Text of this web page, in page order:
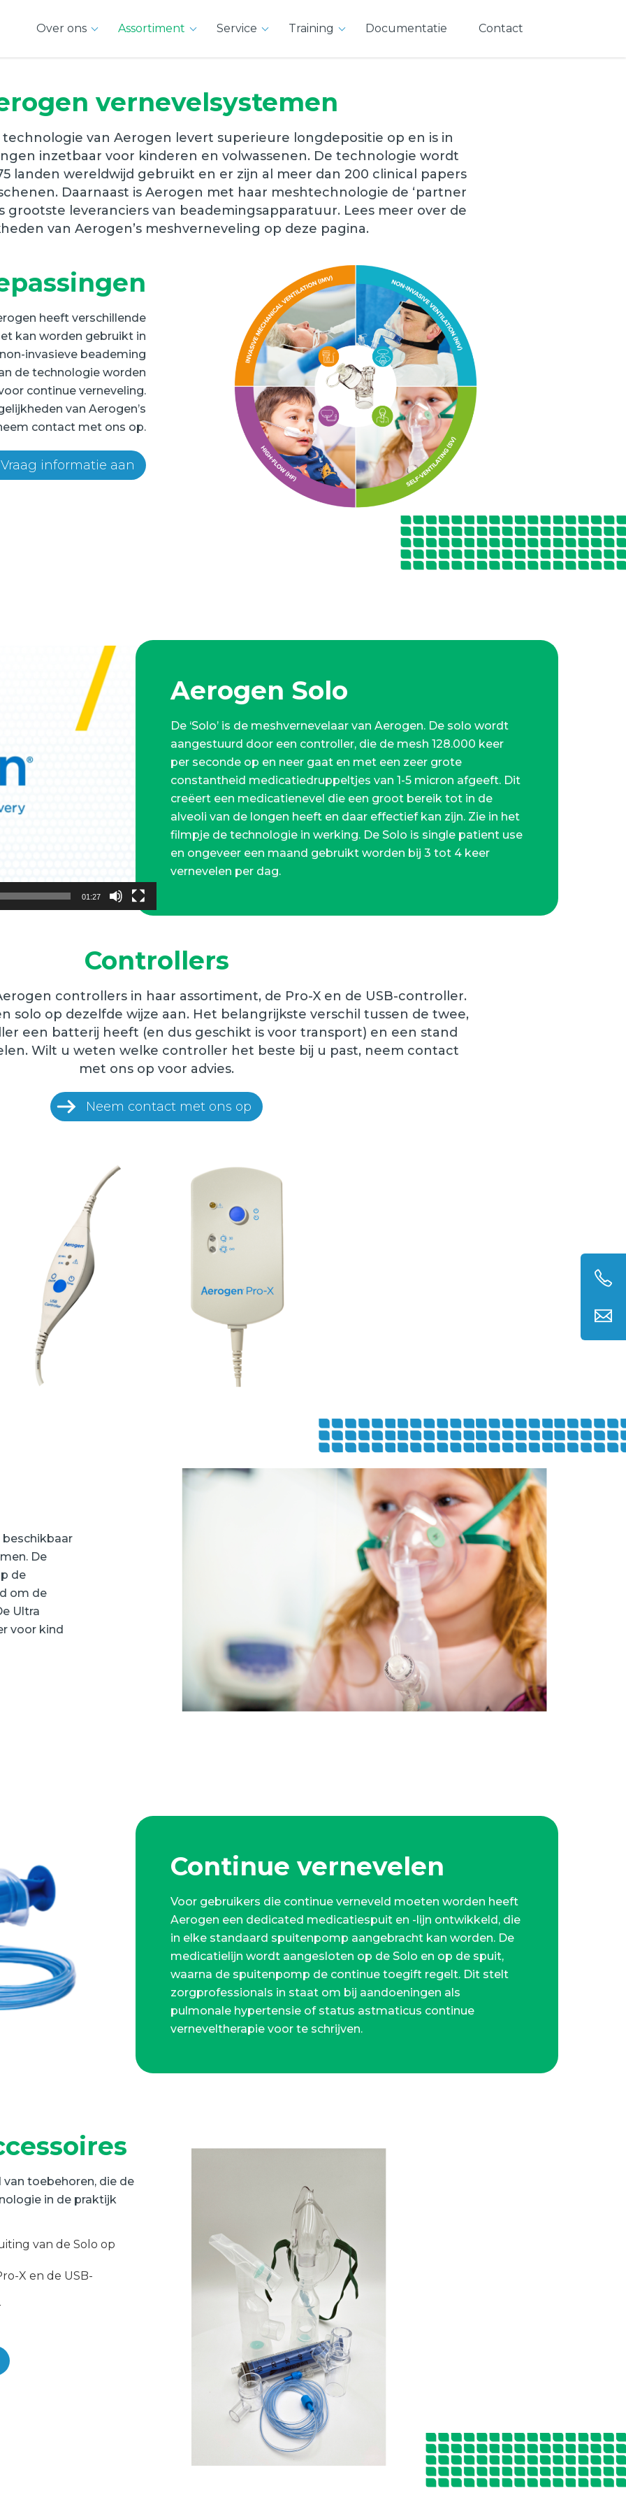
Over ons Assortiment Service Training Documentatie Contact
vernevelsystemen
van Aerogen levert superieure longdepositie op en is in
inzetbaar voor kinderen en volwassenen. De technologie wordt
landen wereldwijd gebruikt en er zijn al meer dan 200 clinical papers
Daarnaast is Aerogen met haar meshtechnologie de ‘partner
grootste leveranciers van beademingsapparatuur. Lees meer over de
van Aerogen’s meshverneveling op deze pagina.
heeft verschillende
kan worden gebruikt in
invasieve beademing
de technologie worden
continue verneveling.
van Aerogen’s
contact met ons op.
Vraag informatie aan
01:27
Aerogen Solo
De ‘Solo’ is de meshvernevelaar van Aerogen. De solo wordt
aangestuurd door een controller, die de mesh 128.000 keer
per seconde op en neer gaat en met een zeer grote
constantheid medicatiedruppeltjes van 1-5 micron afgeeft. Dit
creëert een medicatienevel die een groot bereik tot in de
alveoli van de longen heeft en daar effectief kan zijn. Zie in het
filmpje de technologie in werking. De Solo is single patient use
en ongeveer een maand gebruikt worden bij 3 tot 4 keer
vernevelen per dag.
Controllers
controllers in haar assortiment, de Pro-X en de USB-controller.
solo op dezelfde wijze aan. Het belangrijkste verschil tussen de twee,
een batterij heeft (en dus geschikt is voor transport) en een stand
Wilt u weten welke controller het beste bij u past, neem contact
met ons op voor advies.
Neem contact met ons op
beschikbaar
De
de
om de
Ultra
voor kind
Continue vernevelen
Voor gebruikers die continue verneveld moeten worden heeft
Aerogen een dedicated medicatiespuit en -lijn ontwikkeld, die
in elke standaard spuitenpomp aangebracht kan worden. De
medicatielijn wordt aangesloten op de Solo en op de spuit,
waarna de spuitenpomp de continue toegift regelt. Dit stelt
zorgprofessionals in staat om bij aandoeningen als
pulmonale hypertensie of status astmaticus continue
verneveltherapie voor te schrijven.
toebehoren, die de
in de praktijk
van de Solo op
X en de USB-